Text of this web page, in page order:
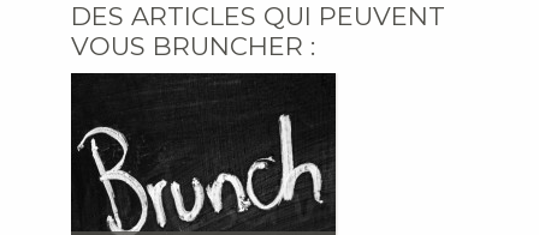
DES ARTICLES QUI PEUVENT
VOUS BRUNCHER :